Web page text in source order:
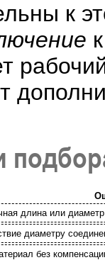
к
длина или диаметр
диаметру
без